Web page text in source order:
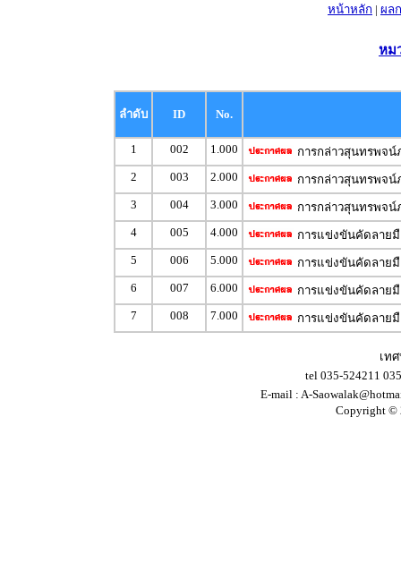
หน้าหลัก | ผล
หม
ลำดับ ID No.
1 002 1.000
การกล่าวสุนทรพจน์
2
003 2.000
การกล่าวสุนทรพจน์
3
004 3.000
การกล่าวสุนทรพจน์
4
005 4.000
การแข่งขันคัดลายมื
5
006 5.000
การแข่งขันคัดลายมื
6
007 6.000
การแข่งขันคัดลาย
7
008 7.000 การแข่งขันคัดลาย
เท
tel 035-524211
E-mail : A-
Copyright ©